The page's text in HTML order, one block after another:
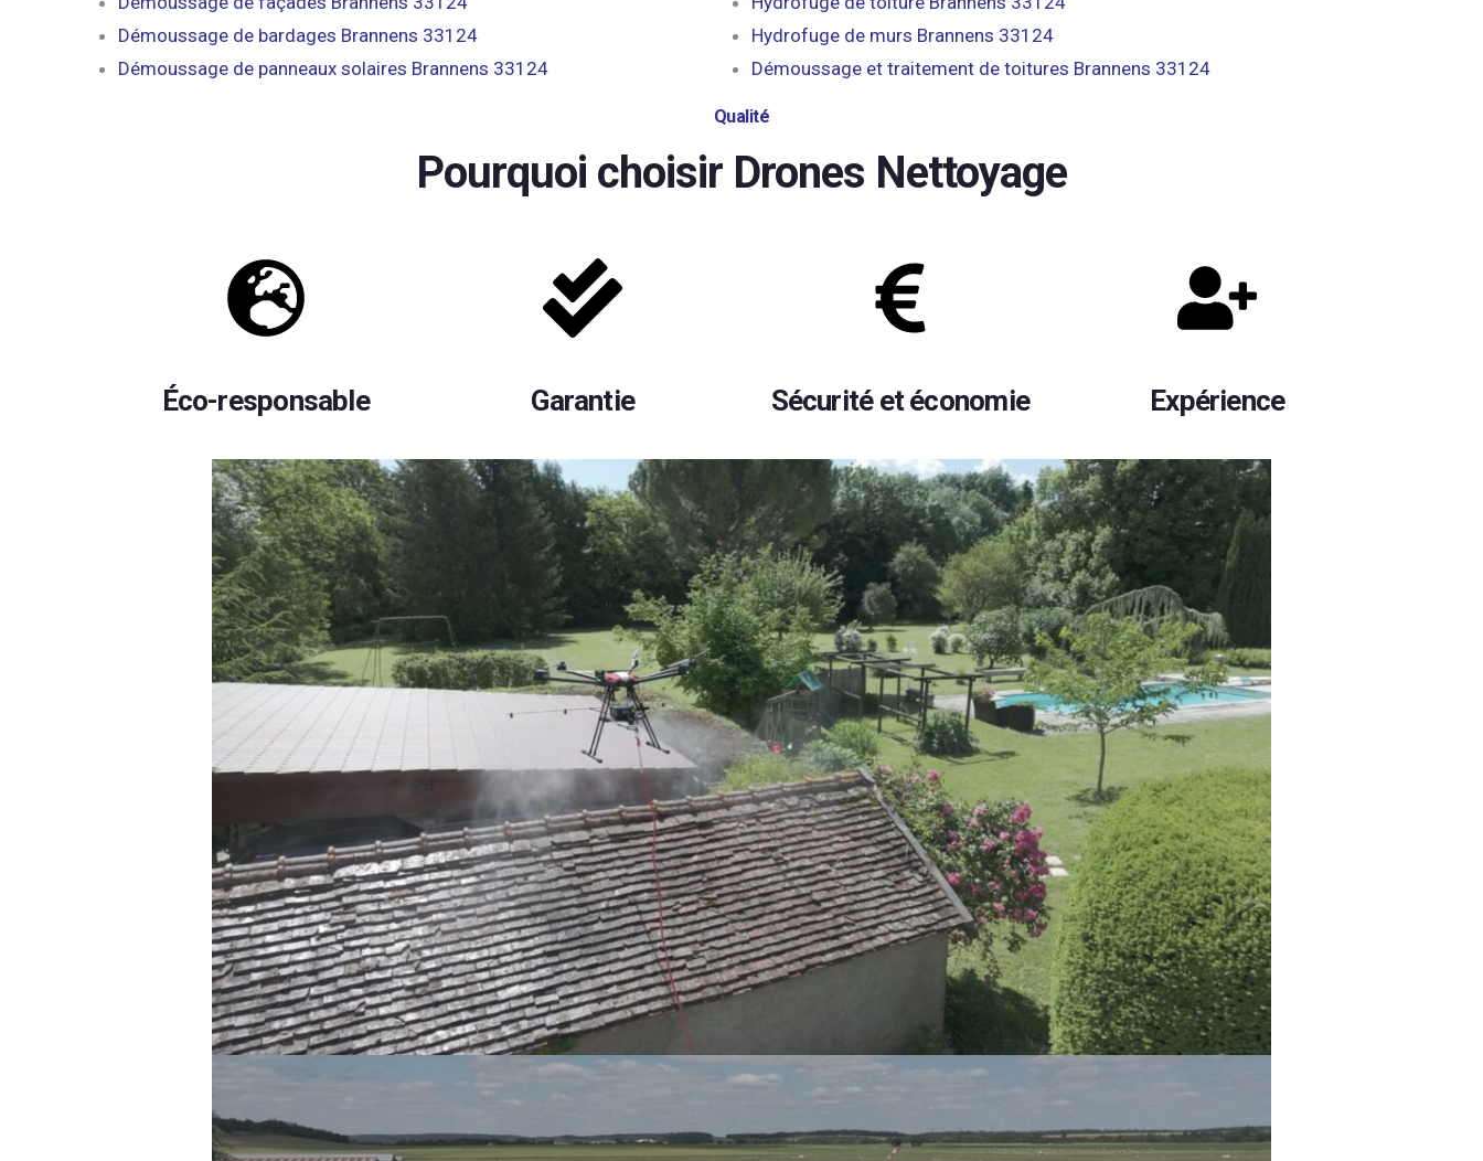
Démoussage de bardages Brannens 33124
Démoussage de panneaux solaires Brannens 33124
Hydrofuge de murs Brannens 33124
Démoussage et traitement de toitures Brannens 33124
Qualité
Pourquoi choisir Drones Nettoyage
Éco-responsable Garantie Sécurité et économie Expérience